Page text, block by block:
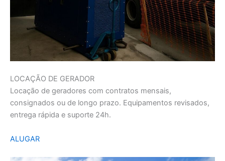
LOCAÇÃO DE GERADOR
Locação de geradores com contratos mensais,
consignados ou de longo prazo. Equipamentos revisados,
entrega rápida e suporte 24h.
ALUGAR